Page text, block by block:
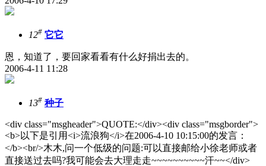
12# 它它
恩，知道了，要回家看看有什么好捐出去的。
2006-4-11 11:28
13# 种子
<div class="msgheader">QUOTE:</div><div class="msgborder">
<b>以下是引用<i>流浪狗</i>在2006-4-10 10:15:00的发言：
</b><br/>木木,问一个低级的问题:可以直接邮给小徐老师或者
直接送过去吗?我可能会去大理走走~~~~~~~~~~汗~~</div>